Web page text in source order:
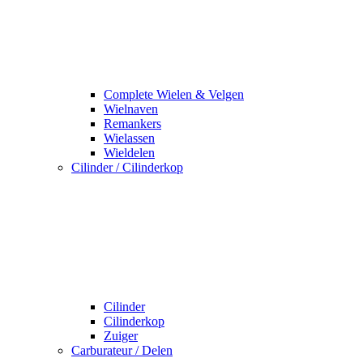
Complete Wielen & Velgen
Wielnaven
Remankers
Wielassen
Wieldelen
Cilinder / Cilinderkop
Cilinder
Cilinderkop
Zuiger
Carburateur / Delen